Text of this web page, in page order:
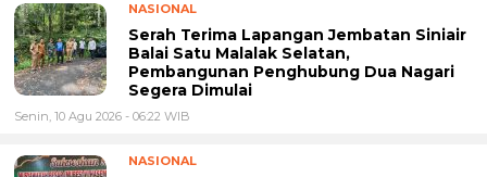
NASIONAL
Serah Terima Lapangan Jembatan Siniair
Balai Satu Malalak Selatan,
Pembangunan Penghubung Dua Nagari
Segera Dimulai
Senin, 10 Agu 2026 - 06:22 WIB
NASIONAL